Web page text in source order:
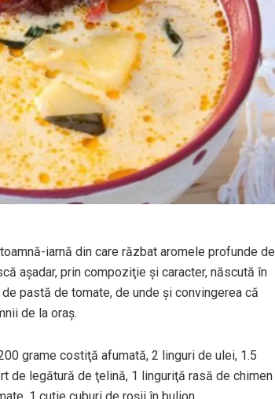
iarnă din care răzbat aromele profunde de
aşadar, prin compoziţie şi caracter, născută în
pastă de tomate, de unde şi convingerea că
de la oraş.
grame costiţă afumată, 2 linguri de ulei, 1.5
de legătură de ţelină, 1 linguriţă rasă de chimen